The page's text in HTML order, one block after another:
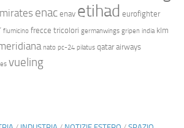
enac enav etihad eurofighter
fiumicino frecce tricolori germanwings gripen india klm
nato pc-24 pilatus qatar airways
vueling